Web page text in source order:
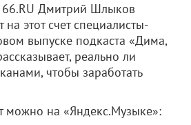
66.RU Дмитрий Шлыков
на этот счет специалисты-
выпуске подкаста «Дима,
реально ли
чтобы заработать
можно на «Яндекс.Музыке»: